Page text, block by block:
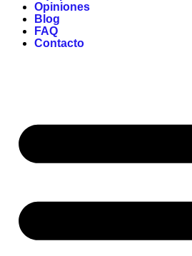
Opiniones
Blog
FAQ
Contacto